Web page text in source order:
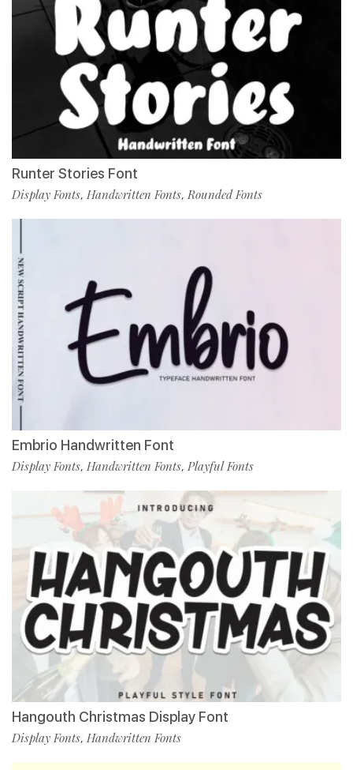
Runter Stories Font
Display Fonts, Handwritten Fonts,Rounded Fonts
Embrio Handwritten Font
Display Fonts, Handwritten Fonts, Playful Fonts
Hangouth Christmas Display Font
Display Fonts, Handwritten Fonts